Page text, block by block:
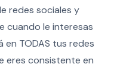
redes sociales y
cuando le interesas
TODAS tus redes
eres consistente en